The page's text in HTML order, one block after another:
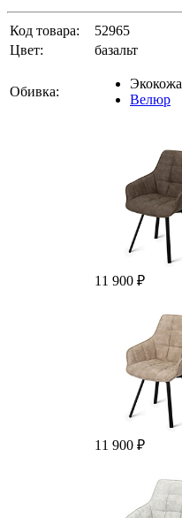
Код товара:
52965
Цвет:
базальт
Обивка:
Экокожа
Велюр
11 900 ₽
11 900 ₽